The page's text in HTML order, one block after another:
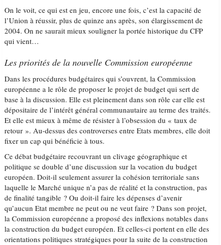
On le voit, ce qui est en jeu, encore une fois, c’est la capacité de
l’Union à réussir, plus de quinze ans après, son élargissement de
2004. On ne saurait mieux souligner la portée historique du CFP
qui vient…
Les priorités de la nouvelle Commission européenne
Dans les procédures budgétaires qui s’ouvrent, la Commission
européenne a le rôle de proposer le projet de budget qui sert de
base à la discussion. Elle est pleinement dans son rôle car elle est
dépositaire de l’intérêt général communautaire au terme des traités.
Et elle est mieux à même de résister à l’obsession du « taux de
retour ». Au-dessus des controverses entre Etats membres, elle doit
fixer un cap qui bénéficie à tous.
Ce débat budgétaire recouvrant un clivage géographique et
politique se double d’une discussion sur la vocation du budget
européen. Doit-il seulement assurer la cohésion territoriale sans
laquelle le Marché unique n’a pas de réalité et la construction, pas
de finalité tangible ? Ou doit-il faire les dépenses d’avenir
qu’aucun Etat membre ne peut ou ne veut faire ? Dans son projet,
la Commission européenne a proposé des inflexions notables dans
la construction du budget européen. Et celles-ci portent en elle des
orientations politiques stratégiques pour la suite de la construction